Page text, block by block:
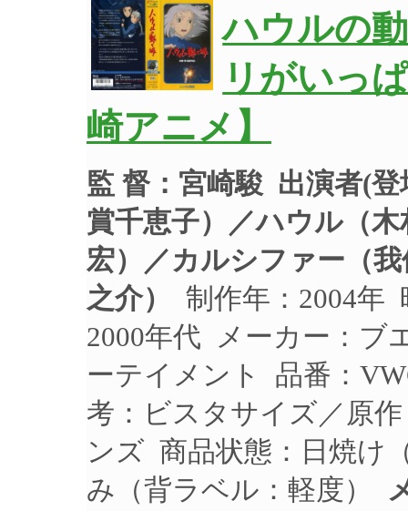
ハウルの
リがいっ
崎アニメ】
監 督：宮崎駿 出演者(
賞千恵子）／ハウル（
宏）／カルシファー（
之介）
制作年：2004年
2000年代 メーカー：ブ
ーテイメント 品番：
考：ビスタサイズ／原
ンズ 商品状態：日焼け
み（背ラベル：軽度）